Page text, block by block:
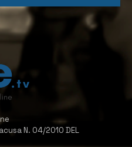
N. 04/2010 DEL